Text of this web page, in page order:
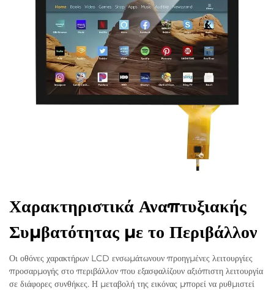
Χαρακτηριστικά Αναπτυξιακής
Συμβατότητας με το Περιβάλλον
Οι οθόνες χαρακτήρων LCD ενσωμάτωνουν προηγμένες λειτουργίες
προσαρμογής στο περιβάλλον που εξασφαλίζουν αξιόπιστη λειτουργία
σε διάφορες συνθήκες. Η μεταβολή της εικόνας μπορεί να ρυθμιστεί